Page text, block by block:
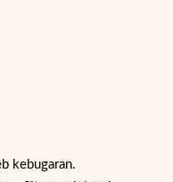
kebugaran.